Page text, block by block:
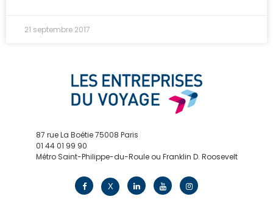
21 septembre 2017
87 rue La Boétie 75008 Paris
01 44 01 99 90
Métro Saint-Philippe-du-Roule ou Franklin D. Roosevelt
X